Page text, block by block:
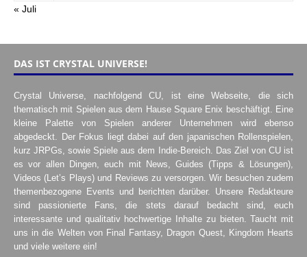
« Juli
DAS IST CRYSTAL UNIVERSE!
Crystal Universe, nachfolgend CU, ist eine Webseite, die sich
thematisch mit Spielen aus dem Hause Square Enix beschäftigt. Eine
kleine Palette von Spielen anderer Unternehmen wird ebenso
abgedeckt. Der Fokus liegt dabei auf den japanischen Rollenspielen,
kurz JRPGs, sowie Spiele aus dem Indie-Bereich. Das Ziel von CU ist
es vor allen Dingen, euch mit News, Guides (Tipps & Lösungen),
Videos (Let’s Plays) und Reviews zu versorgen. Wir besuchen zudem
themenbezogene Events und berichten darüber. Unsere Redakteure
sind passionierte Fans, die stets darauf bedacht sind, euch
interessante und qualitativ hochwertige Inhalte zu bieten. Taucht mit
uns in die Welten von Final Fantasy, Dragon Quest, Kingdom Hearts
und viele weitere ein!